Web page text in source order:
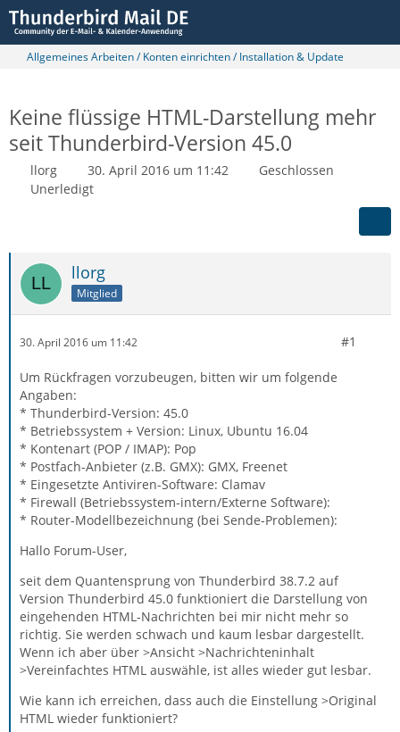
Allgemeines Arbeiten / Konten einrichten / Installation & Update
Keine flüssige HTML-Darstellung mehr
seit Thunderbird-Version 45.0
llorg 30. April 2016 um 11:42
Geschlossen
Unerledigt
llorg
Mitglied
30. April 2016 um 11:42 #1
Um Rückfragen vorzubeugen, bitten wir um folgende
Angaben:
* Thunderbird-Version: 45.0
* Betriebssystem + Version: Linux, Ubuntu 16.04
* Kontenart (POP / IMAP): Pop
* Postfach-Anbieter (z.B. GMX): GMX, Freenet
* Eingesetzte Antiviren-Software: Clamav
* Firewall (Betriebssystem-intern/Externe Software):
* Router-Modellbezeichnung (bei Sende-Problemen):
Hallo Forum-User,
seit dem Quantensprung von Thunderbird 38.7.2 auf
Version Thunderbird 45.0 funktioniert die Darstellung von
eingehenden HTML-Nachrichten bei mir nicht mehr so
richtig. Sie werden schwach und kaum lesbar dargestellt.
Wenn ich aber über >Ansicht >Nachrichteninhalt
>Vereinfachtes HTML auswähle, ist alles wieder gut lesbar.
Wie kann ich erreichen, dass auch die Einstellung >Original
HTML wieder funktioniert?